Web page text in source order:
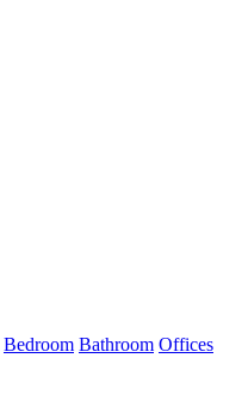
Bedroom Bathroom Offices